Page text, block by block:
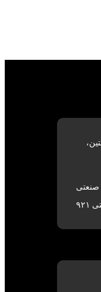
صنعتی